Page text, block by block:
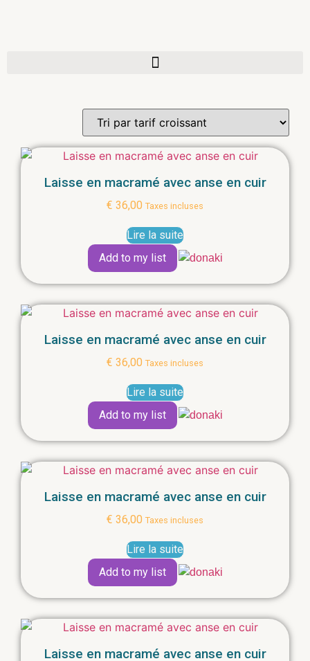
Laisse en macramé avec anse en cuir
€ 36,00 Taxes incluses
Lire la suite
Add to my list
Laisse en macramé avec anse en cuir
€ 36,00 Taxes incluses
Lire la suite
Add to my list
Laisse en macramé avec anse en cuir
€ 36,00 Taxes incluses
Lire la suite
Add to my list
Laisse en macramé avec anse en cuir